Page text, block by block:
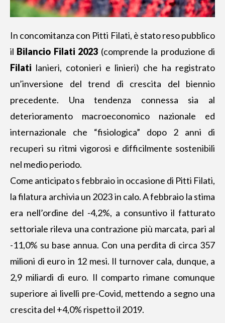
In concomitanza con Pitti Filati, è stato reso pubblico
il Bilancio Filati 2023 (comprende la produzione di
Filati lanieri, cotonieri e linieri) che ha registrato
un’inversione del trend di crescita del biennio
precedente. Una tendenza connessa sia al
deterioramento macroeconomico nazionale ed
internazionale che “fisiologica” dopo 2 anni di
recuperi su ritmi vigorosi e difficilmente sostenibili
nel medio periodo.
Come anticipato s febbraio in occasione di Pitti Filati,
la filatura archivia un 2023 in calo. A febbraio la stima
era nell’ordine del -4,2%, a consuntivo il fatturato
settoriale rileva una contrazione più marcata, pari al
-11,0% su base annua. Con una perdita di circa 357
milioni di euro in 12 mesi. Il turnover cala, dunque, a
2,9 miliardi di euro. Il comparto rimane comunque
superiore ai livelli pre-Covid, mettendo a segno una
crescita del +4,0% rispetto il 2019.